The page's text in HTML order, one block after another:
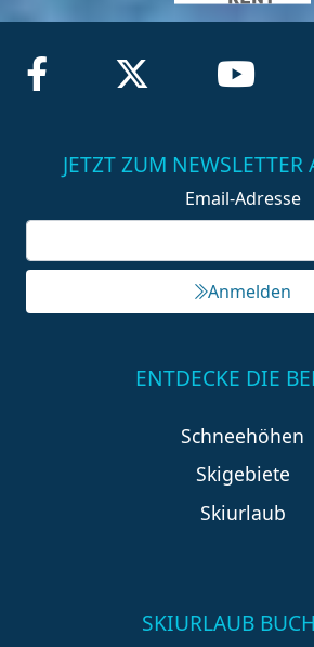
JETZT ZUM
Email-Adresse
Anmelden
ENTDECKE DIE
Schneehöhen
Skigebiete
Skiurlaub
SKIURLAUB